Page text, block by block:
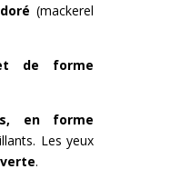
(mackerel
de forme
en forme
Les yeux
.